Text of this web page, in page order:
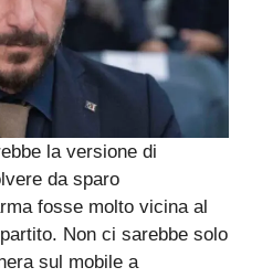
la versione di
da sparo
fosse molto vicina al
Non ci sarebbe solo
sul mobile a